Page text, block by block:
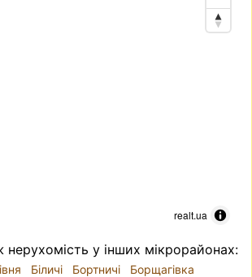
realt.ua
нерухомість у інших мікрорайонах:
Біличі Бортничі
Борщагівка